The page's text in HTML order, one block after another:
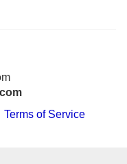
Terms of Service